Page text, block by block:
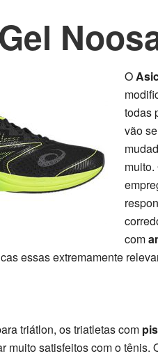
O
todas
vão
com
essas extremamente
triátlon, os triatletas com
muito satisfeitos com o tênis.